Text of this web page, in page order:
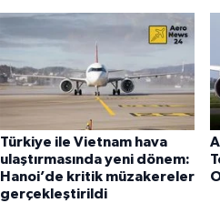
Türkiye ile Vietnam hava
ulaştırmasında yeni dönem:
Hanoi’de kritik müzakereler
gerçekleştirildi